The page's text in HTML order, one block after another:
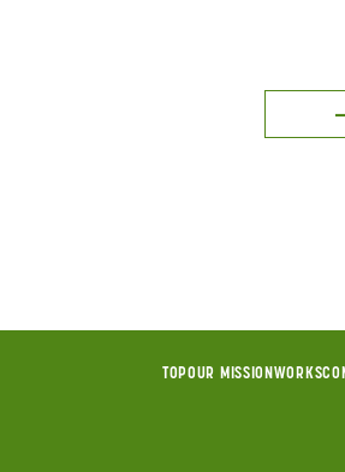
TOPOUR MISSIONWORKS